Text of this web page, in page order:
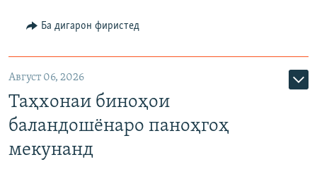
Ба дигарон фиристед
Август 06, 2026
Таҳхонаи биноҳои
баландошёнаро паноҳгоҳ
мекунанд